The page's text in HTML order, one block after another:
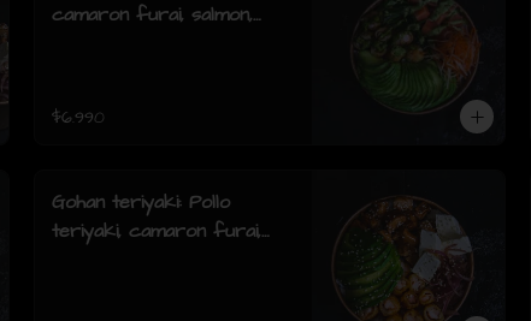
camaron furai, salmon,
$6.990
Gohan teriyaki: Pollo
teriyaki, camaron furai,